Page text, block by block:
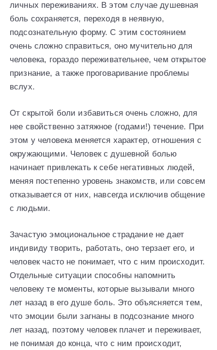
личных переживаниях. В этом случае душевная
боль сохраняется, переходя в неявную,
подсознательную форму. С этим состоянием
очень сложно справиться, оно мучительно для
человека, гораздо переживательнее, чем открытое
признание, а также проговаривание проблемы
вслух.
От скрытой боли избавиться очень сложно, для
нее свойственно затяжное (годами!) течение. При
этом у человека меняется характер, отношения с
окружающими. Человек с душевной болью
начинает привлекать к себе негативных людей,
меняя постепенно уровень знакомств, или совсем
отказывается от них, навсегда исключив общение
с людьми.
Зачастую эмоциональное страдание не дает
индивиду творить, работать, оно терзает его, и
человек часто не понимает, что с ним происходит.
Отдельные ситуации способны напомнить
человеку те моменты, которые вызывали много
лет назад в его душе боль. Это объясняется тем,
что эмоции были загнаны в подсознание много
лет назад, поэтому человек плачет и переживает,
не понимая до конца, что с ним происходит,